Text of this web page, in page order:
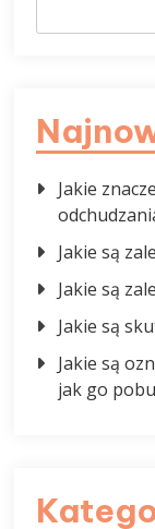
Jakie
Jakie są
Jakie są
Jakie są
Jakie są
jak go